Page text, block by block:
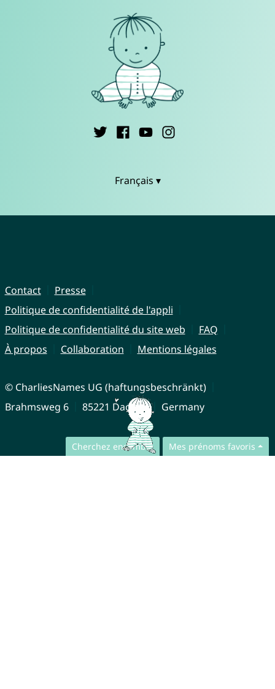
Cherchez ensemble Mes prénoms favoris
Français ▾
Contact
Presse
Politique de confidentialité de l'appli
Politique de confidentialité du site web
FAQ
À propos
Collaboration Mentions légales
© CharliesNames UG (haftungsbeschränkt)
Brahmsweg 6
85221 Dachau Germany